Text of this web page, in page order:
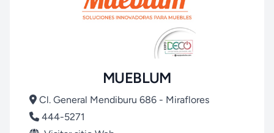
MUEBLUM
Cl. General Mendiburu 686 - Miraflores
444-5271